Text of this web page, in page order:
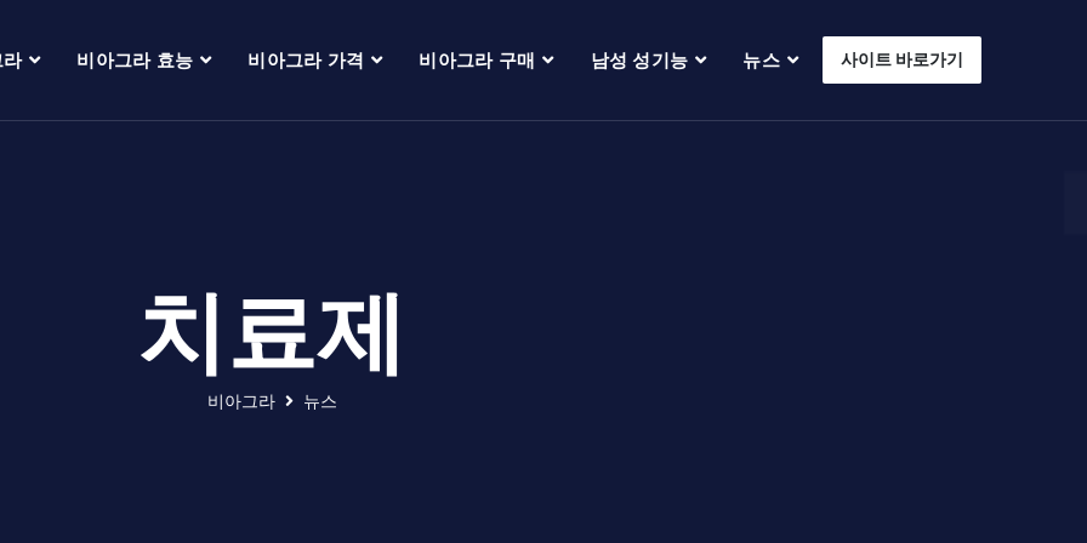
비아그라 효능 비아그라 가격 비아그라 구매 남성 성기능 뉴스 사이트 바로가기
치료제
비아그라 뉴스